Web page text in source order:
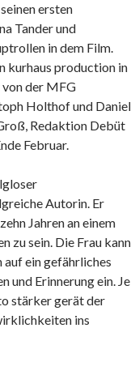
ersten
Tander und
in dem Film.
kurhaus production in
der MFG
Holthof und Daniel
Redaktion Debüt
Februar.
Autorin. Er
Jahren an einem
zu sein. Die Frau kann
auf ein gefährliches
und Erinnerung ein. Je
stärker gerät der
ins